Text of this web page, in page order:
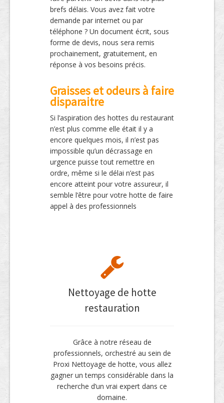
brefs délais. Vous avez fait votre
demande par internet ou par
téléphone ? Un document écrit, sous
forme de devis, nous sera remis
prochainement, gratuitement, en
réponse à vos besoins précis.
Graisses et odeurs à faire
disparaitre
Si l’aspiration des hottes du restaurant
n’est plus comme elle était il y a
encore quelques mois, il n’est pas
impossible qu’un décrassage en
urgence puisse tout remettre en
ordre, même si le délai n’est pas
encore atteint pour votre assureur, il
semble l’être pour votre hotte de faire
appel à des professionnels
Nettoyage de hotte
restauration
Grâce à notre réseau de
professionnels, orchestré au sein de
Proxi Nettoyage de hotte, vous allez
gagner un temps considérable dans la
recherche d’un vrai expert dans ce
domaine.